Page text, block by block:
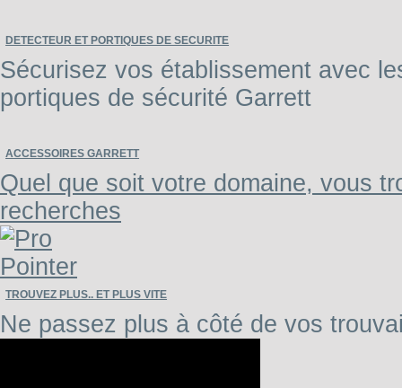
DETECTEUR ET PORTIQUES DE SECURITE
Sécurisez vos établissement avec
portiques de sécurité Garrett
ACCESSOIRES GARRETT
Quel que soit votre domaine, vous
recherches
TROUVEZ PLUS.. ET PLUS VITE
Ne passez plus à côté de vos